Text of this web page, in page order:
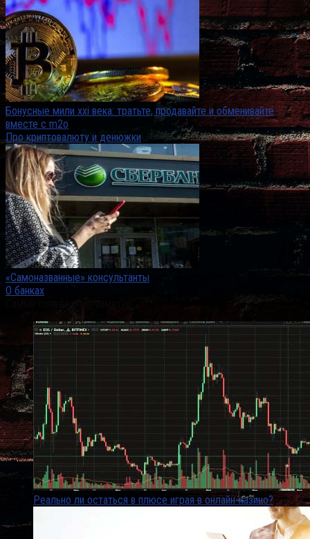
Бонусные мили xxi века: тратьте, продавайте и обменивайте
вместе с m2o
Про криптовалюту и денюжки
«Самоназванные» консультанты
О банках
Реально ли остаться в плюсе играя в онлайн-казино?